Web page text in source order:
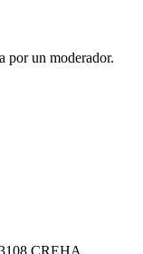
por un moderador.